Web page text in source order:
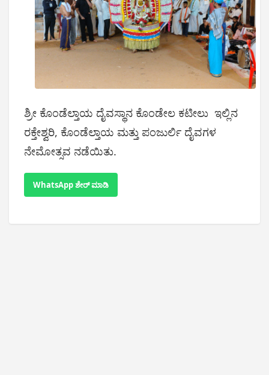
ಶ್ರೀ ಕೊಂಡೆಲ್ತಾಯ ದೈವಸ್ಥಾನ ಕೊಂಡೇಲ ಕಟೀಲು ಇಲ್ಲಿನ
ರಕ್ತೇಶ್ವರಿ, ಕೊಂಡೆಲ್ತಾಯ ಮತ್ತು ಪಂಜುರ್ಲಿ ದೈವಗಳ
ನೇಮೋತ್ಸವ ನಡೆಯಿತು.
WhatsApp ಶೇರ್ ಮಾಡಿ